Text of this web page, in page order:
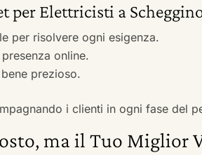
per Elettricisti a
per risolvere ogni esigenza.
online.
prezioso.
i clienti in ogni fase del
ma il Tuo Miglior